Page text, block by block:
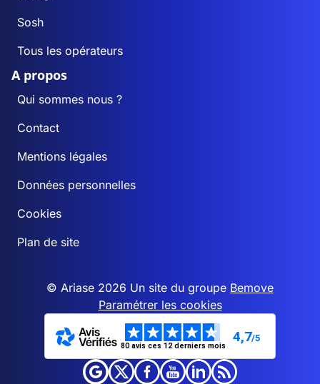
Sosh
Tous les opérateurs
A propos
Qui sommes nous ?
Contact
Mentions légales
Données personnelles
Cookies
Plan de site
© Ariase 2026 Un site du groupe Bemove
Paramétrer les cookies
80 avis ces 12 derniers mois
4,7/5